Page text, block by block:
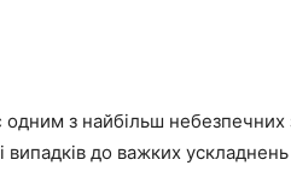
одним з найбільш
випадків до важких ускладнень